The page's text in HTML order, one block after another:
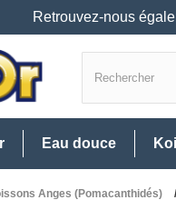
Retrouvez-nous
Eau douce
Anges (Pomacanthidés)